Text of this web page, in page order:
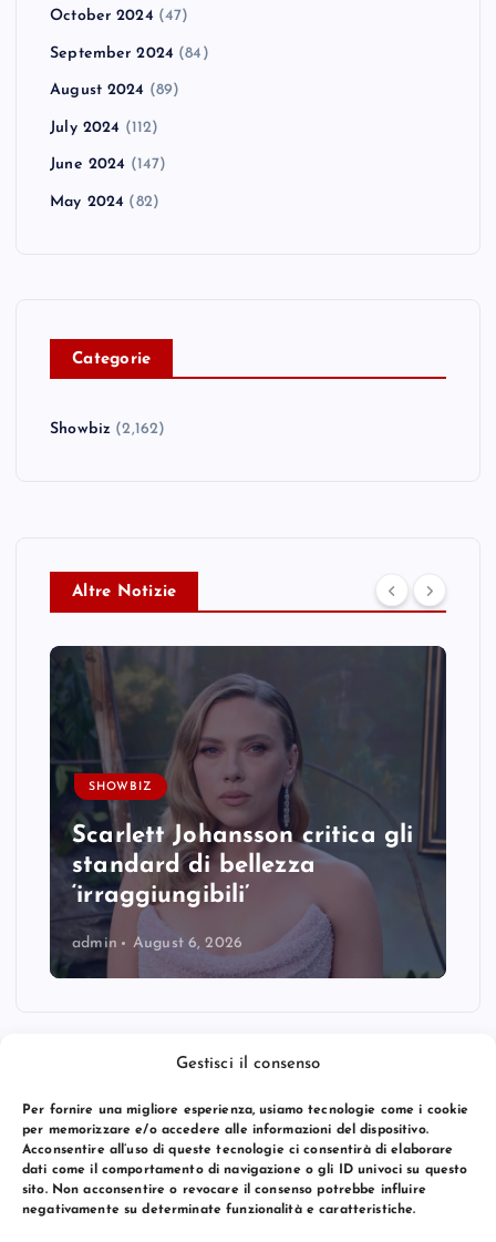
Gestisci il consenso
Per fornire una migliore esperienza, usiamo tecnologie come i cookie
per memorizzare e/o accedere alle informazioni del dispositivo.
Acconsentire all’uso di queste tecnologie ci consentirà di elaborare
dati come il comportamento di navigazione o gli ID univoci su questo
sito. Non acconsentire o revocare il consenso potrebbe influire
negativamente su determinate funzionalità e caratteristiche.
October 2024 (47)
September 2024 (84)
August 2024 (89)
July 2024 (112)
June 2024 (147)
May 2024 (82)
Categorie
Showbiz (2,162)
Altre Notizie
SHOWBIZ
Scarlett Johansson critica gli
standard di bellezza
‘irraggiungibili’
admin August 6, 2026